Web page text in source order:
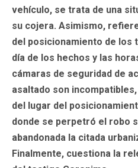
vehículo, se trata de una
su cojera. Asimismo,
del posicionamiento de los
día de los hechos y las
cámaras de seguridad de
asaltado son
del lugar del
donde se perpetró el robo
abandonada la citada
Finalmente, cuestiona la